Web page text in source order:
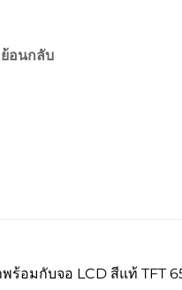
ย้อนกลับ
ร้อมกับจอ LCD สีแท้ TFT